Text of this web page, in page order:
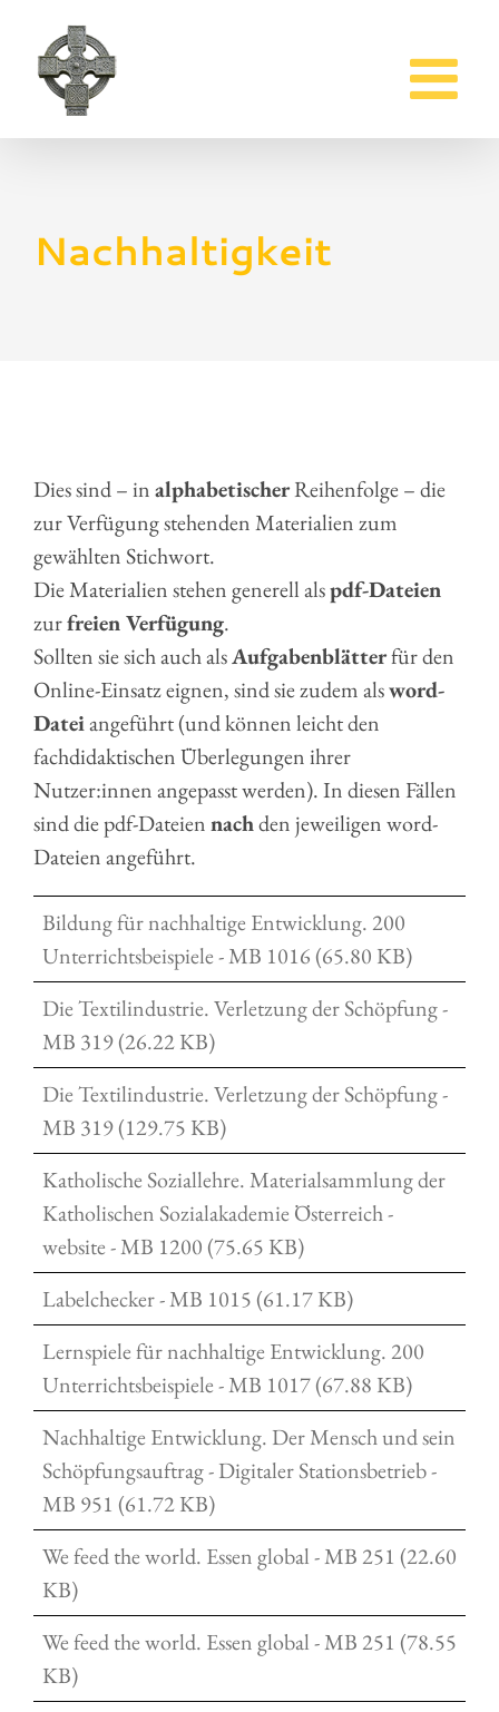
Inhalt
springen
Nachhaltigkeit
Dies sind – inalphabetischerReihenfolge – die
zur Verfügung stehenden Materialien zum
gewählten Stichwort.
Die Materialien stehen generell alspdf-Dateien
zurfreien Verfügung.
Sollten sie sich auch alsAufgabenblätterfür den
Online-Einsatz eignen, sind sie zudem alsword-
Dateiangeführt (und können leicht den
fachdidaktischen Überlegungen ihrer
Nutzer:innen angepasst werden). In diesen Fällen
sind die pdf-Dateiennachden jeweiligen word-
Dateien angeführt.
Bildung für nachhaltige Entwicklung. 200
Unterrichtsbeispiele - MB 1016 (65.80 KB)
Die Textilindustrie. Verletzung der Schöpfung -
MB 319 (26.22 KB)
Die Textilindustrie. Verletzung der Schöpfung -
MB 319 (129.75 KB)
Katholische Soziallehre. Materialsammlung der
Katholischen Sozialakademie Österreich -
website - MB 1200 (75.65 KB)
Labelchecker - MB 1015 (61.17 KB)
Lernspiele für nachhaltige Entwicklung. 200
Unterrichtsbeispiele - MB 1017 (67.88 KB)
Nachhaltige Entwicklung. Der Mensch und sein
Schöpfungsauftrag - Digitaler Stationsbetrieb -
MB 951 (61.72 KB)
We feed the world. Essen global - MB 251 (22.60
KB)
We feed the world. Essen global - MB 251 (78.55
KB)